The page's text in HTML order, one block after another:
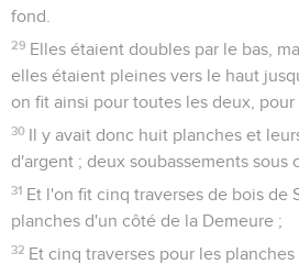
fond.
29 Elles étaient doubles par le bas,
elles étaient pleines vers le haut
on fit ainsi pour toutes les deux, pour
30 Il y avait donc huit planches et
d'argent ; deux soubassements sous
31 Et l'on fit cinq traverses de bois de
planches d'un côté de la Demeure ;
32 Et cinq traverses pour les